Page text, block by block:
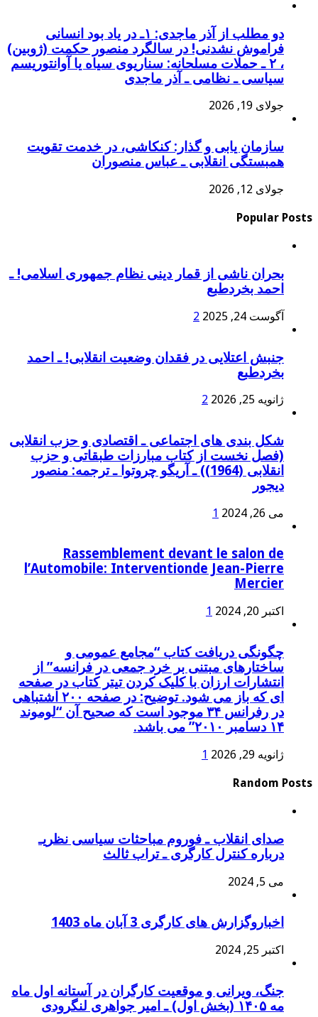
دو مطلب از آذر ماجدی: ۱ـ در یاد بود انسانی
فراموش نشدنی! در سالگرد منصور حکمت (ژوبین)
، ۲ ـ حملات مسلحانه: سناریوی سیاه یا آوانتوریسم
سیاسی ـ نظامی ـ آذر ماجدی
جولای 19, 2026
سازمان یابی و گذار: کنکاشی، در خدمت تقویت
همبستگی انقلابی ـ عباس منصوران
جولای 12, 2026
Popular Posts
بحران ناشی از قمار دینی نظام جمهوری اسلامی! ـ
احمد بخردطبع
آگوست 24, 2025 2
جنبش اعتلایی در فقدان وضعیت انقلابی! ـ احمد
بخردطبع
ژانویه 25, 2026 2
شکل بندی های اجتماعی ـ اقتصادی و حزب انقلابی
(فصل نخست از کتاب مبارزات طبقاتی و حزب
انقلابی (1964)) ـ آریگو چروتوا ـ ترجمه: منصور
دیجور
می 26, 2024 1
Rassemblement devant le salon de
l’Automobile: Interventionde Jean-Pierre
Mercier
اکتبر 20, 2024 1
چگونگی دریافت کتاب “مجامع عمومی و
ساختارهای مبتنی بر خرد جمعی در فرانسه” از
انتشارات ارزان با کلیک کردن تیتر کتاب در صفحه
ای که باز می شود. توضیح: در صفحه ۲۰۰ اشتباهی
در رفرانس ۳۴ موجود است که صحیح آن “لوموند
۱۴ دسامبر ۲۰۱۰” می باشد.
ژانویه 29, 2026 1
Random Posts
صدای انقلاب ـ فوروم مباحثات سیاسی نظریـ
درباره کنترل کارگری ـ تراب ثالث
می 5, 2024
اخباروگزارش های کارگری 3 آبان ماه 1403
اکتبر 25, 2024
جنگ، ویرانی و موقعیت کارگران در آستانه اول ماه
مه ۱۴۰۵ (بخش اول) ـ امیر جواهری لنگرودی